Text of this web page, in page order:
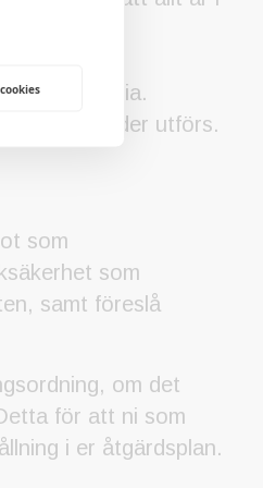
fria.
åtgärder utförs.
som
som
samt föreslå
om det
för att ni som
i er åtgärdsplan.